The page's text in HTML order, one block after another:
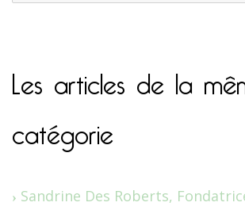
Les articles de la
catégorie
Sandrine Des Roberts,